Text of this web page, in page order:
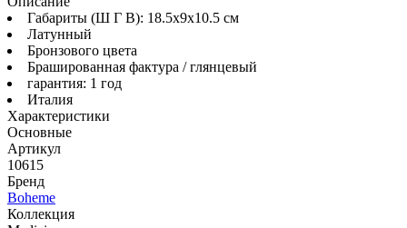
Габариты (Ш Г В): 18.5x9x10.5 см
Латунный
Бронзового цвета
Брашированная фактура / глянцевый
гарантия: 1 год
Италия
Характеристики
Основные
Артикул
10615
Бренд
Boheme
Коллекция